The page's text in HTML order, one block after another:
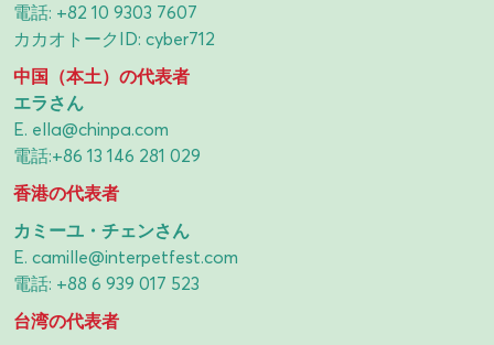
電話: +82 10 9303 7607
カカオトークID: cyber712
中国（本土）の代表者
エラさん
E. ella@chinpa.com
電話:+86 13 146 281 029
香港の代表者
カミーユ・チェンさん
E. camille@interpetfest.com
電話: +88 6 939 017 523
台湾の代表者